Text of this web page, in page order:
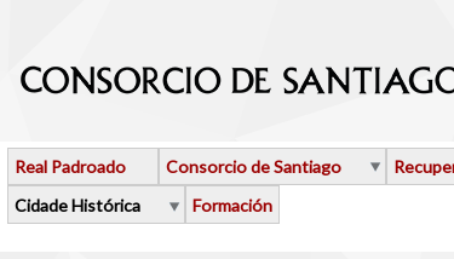
Real Padroado Consorcio de Santiago
Cidade Histórica
Formación